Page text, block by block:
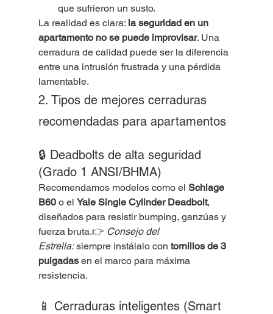
que sufrieron un susto.
La realidad es clara: la seguridad en un
apartamento no se puede improvisar. Una
cerradura de calidad puede ser la diferencia
entre una intrusión frustrada y una pérdida
lamentable.
2. Tipos de mejores cerraduras
recomendadas para apartamentos
🔒 Deadbolts de alta seguridad
(Grado 1 ANSI/BHMA)
Recomendamos modelos como el Schlage
B60 o el Yale Single Cylinder Deadbolt,
diseñados para resistir bumping, ganzúas y
fuerza bruta.👉 Consejo del
Estrella: siempre instálalo con tornillos de 3
pulgadas en el marco para máxima
resistencia.
📱 Cerraduras inteligentes (Smart